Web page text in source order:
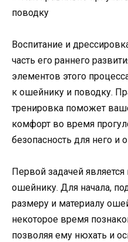
Воспитание и
часть его раннего
элементов этого
к ошейнику и поводку.
тренировка поможет
комфорт во время
безопасность для него и
Первой задачей
ошейнику. Для начала,
размеру и материалу
некоторое время
позволяя ему нюхать и